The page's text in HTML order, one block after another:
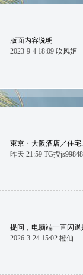
版面内容说明
2023-9-4 18:09 吹风姬
東京・大阪酒店／住宅
昨天 21:59 TG搜js99848
提问，电脑端一直闪退
2026-3-24 15:02 橙仙.